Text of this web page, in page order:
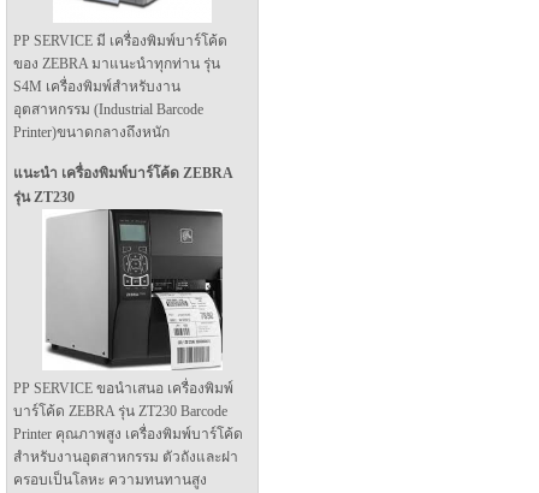
PP SERVICE มี เครื่องพิมพ์บาร์โค้ด
ของ ZEBRA มาแนะนำทุกท่าน รุ่น
S4M เครื่องพิมพ์สำหรับงาน
อุตสาหกรรม (Industrial Barcode
Printer)ขนาดกลางถึงหนัก
แนะนำ เครื่องพิมพ์บาร์โค้ด ZEBRA
รุ่น ZT230
PP SERVICE ขอนำเสนอ เครื่องพิมพ์
บาร์โค้ด ZEBRA รุ่น ZT230 Barcode
Printer คุณภาพสูง เครื่องพิมพ์บาร์โค้ด
สำหรับงานอุตสาหกรรม ตัวถังและฝา
ครอบเป็นโลหะ ความทนทานสูง